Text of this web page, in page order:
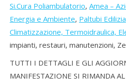
Si.Cura Poliambulatorio, Amea –
Energia e Ambiente, Paltubi Edilizia
Climatizzazione, Termoidraulica,
impianti, restauri, manutenzioni,
TUTTI I DETTAGLI E GLI
MANIFESTAZIONE SI RIMANDA